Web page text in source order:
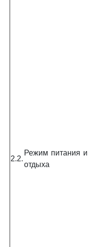
2.2.
Режим питания и
отдыха